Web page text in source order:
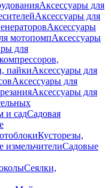
Аксессуары для
Аксессуары для
Аксессуары
мотопомпАксессуары
для
пайкиАксессуары для
Аксессуары для
Аксессуары для
и садСадовая
Кусторезы,
измельчителиСадовые
Сеялки,